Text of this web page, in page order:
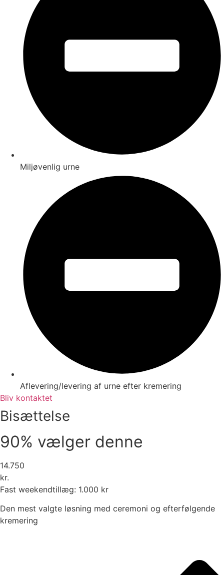
Miljøvenlig urne
Aflevering/levering af urne efter kremering
Bliv kontaktet
Bisættelse
90% vælger denne
14.750
kr.
Fast weekendtillæg: 1.000 kr
Den mest valgte løsning med ceremoni og efterfølgende
kremering